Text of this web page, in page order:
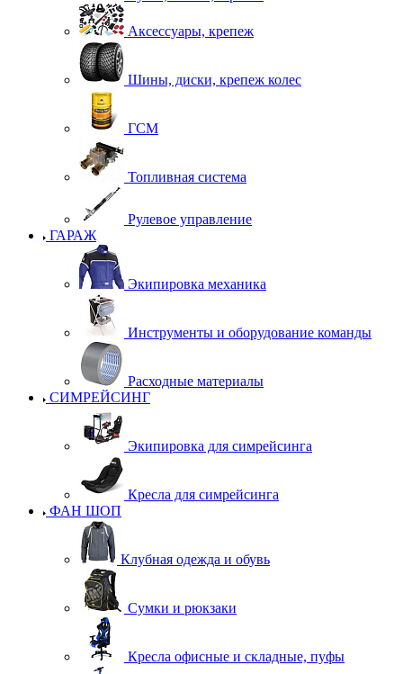
Аксессуары, крепеж
Шины, диски, крепеж колес
ГСМ
Топливная система
Рулевое управление
ГАРАЖ
Экипировка механика
Инструменты и оборудование команды
Расходные материалы
СИМРЕЙСИНГ
Экипировка для симрейсинга
Кресла для симрейсинга
ФАН ШОП
Клубная одежда и обувь
Сумки и рюкзаки
Кресла офисные и складные, пуфы